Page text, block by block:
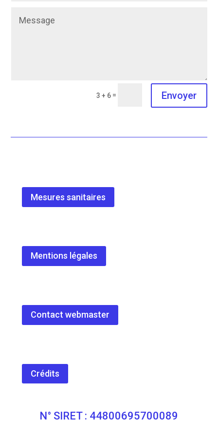
3 + 6= Envoyer
Mesures sanitaires
Mentions légales
Contact webmaster
Crédits
N° SIRET : 44800695700089